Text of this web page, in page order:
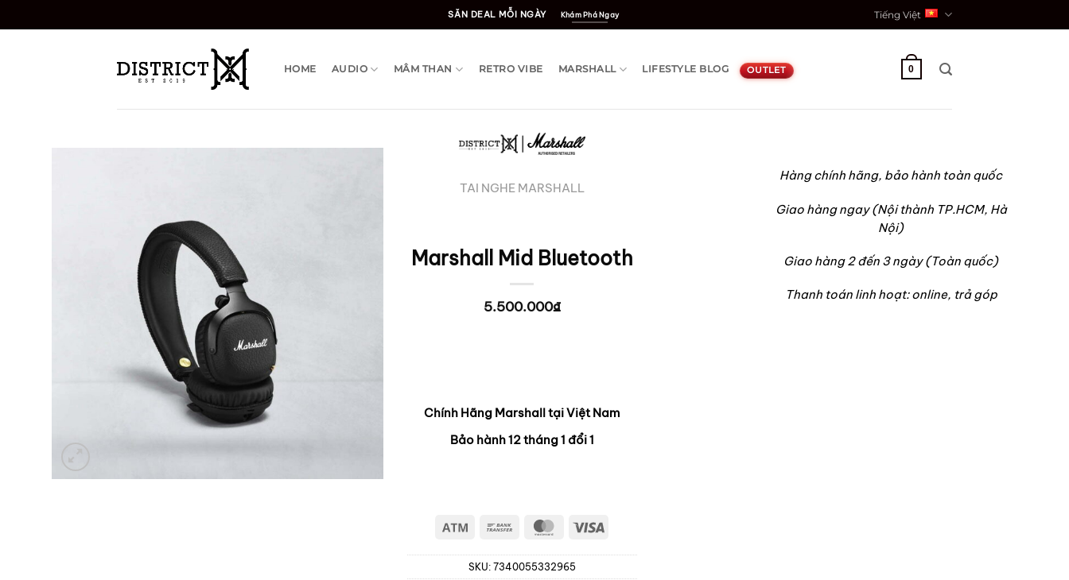
qua
SĂN DEAL MỖI NGÀY Khám Phá Ngay Tiếng Việt
HOME AUDIO MÂM THAN RETRO VIBE MARSHALL LIFESTYLE BLOG OUTLET 0
TAI NGHE MARSHALL
Marshall Mid Bluetooth
5.500.000₫
Chính Hãng Marshall tại Việt Nam
Bảo hành 12 tháng 1 đổi 1
Atm
Bank
MasterCard
SKU: 7340055332965
Hàng chính hãng, bảo hành toàn quốc
Giao hàng ngay (Nội thành TP.HCM, Hà
Nội)
Giao hàng 2 đến 3 ngày (Toàn quốc)
Thanh toán linh hoạt: online, trả góp